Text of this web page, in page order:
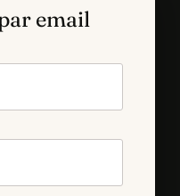
email